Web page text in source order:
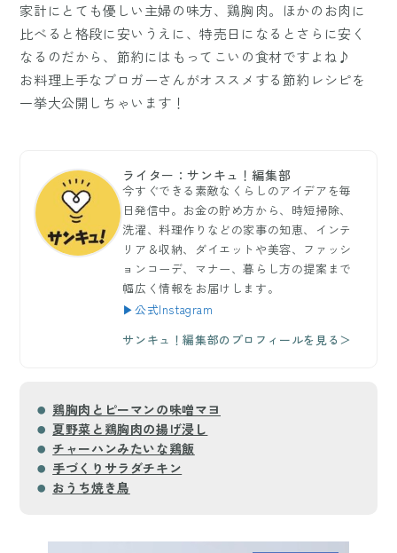
家計にとても優しい主婦の味方、鶏胸肉。ほかのお肉に
比べると格段に安いうえに、特売日になるとさらに安く
なるのだから、節約にはもってこいの食材ですよね♪
お料理上手なブロガーさんがオススメする節約レシピを
一挙大公開しちゃいます！
ライター：サンキュ！編集部
今すぐできる素敵なくらしのアイデアを毎
日発信中。お金の貯め方から、時短掃除、
洗濯、料理作りなどの家事の知恵、インテ
リア＆収納、ダイエットや美容、ファッシ
ョンコーデ、マナー、暮らし方の提案まで
幅広く情報をお届けします。
▶公式Instagram
サンキュ！編集部のプロフィールを見る＞
鶏胸肉とピーマンの味噌マヨ
夏野菜と鶏胸肉の揚げ浸し
チャーハンみたいな鶏飯
手づくりサラダチキン
おうち焼き鳥